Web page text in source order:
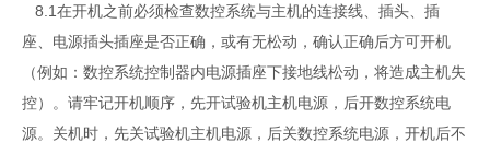
8.1在开机之前必须检查数控系统与主机的连接线、插头、插
座、电源插头插座是否正确，或有无松动，确认正确后方可开机
（例如：数控系统控制器内电源插座下接地线松动，将造成主机失
控）。请牢记开机顺序，先开试验机主机电源，后开数控系统电
源。关机时，先关试验机主机电源，后关数控系统电源，开机后不